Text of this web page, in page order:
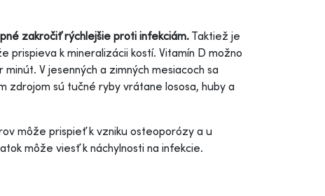
zakročiť rýchlejšie proti infekciám.Taktiež je
k mineralizácii kostí. Vitamín D možno
V jesenných a zimných mesiacoch sa
zdrojom sú tučné ryby vrátane lososa, huby a
môže prispieť k vzniku osteoporózy a u
môže viesť k náchylnosti na infekcie.